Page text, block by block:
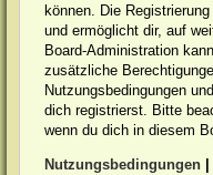
können. Die
und ermöglicht dir, auf
Board-Administration
zusätzliche
Nutzungsbedingungen
dich registrierst. Bitte
wenn du dich in diesem
Nutzungsbedingungen